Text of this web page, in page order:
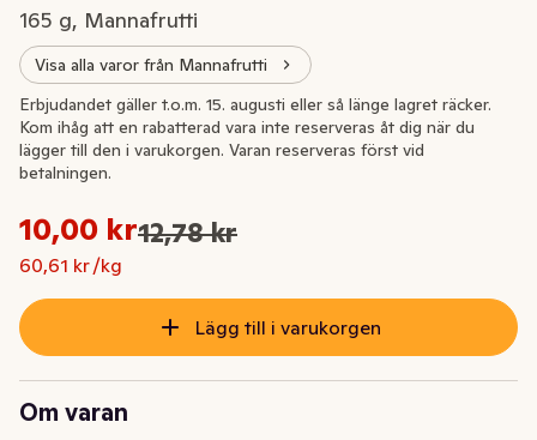
165 g, Mannafrutti
Visa alla varor från Mannafrutti
Extrapris
Ursprungspriset var: 12,78 kr
Nuvarande pris är: 10,00 kr
10,00 kr12,78 kr
60,61 kr /kg
Styckpris: 60,61 kr /kg
Erbjudandet gäller t.o.m. 15. augusti eller så länge lagret räcker.
Kom ihåg att en rabatterad vara inte reserveras åt dig när du
lägger till den i varukorgen. Varan reserveras först vid
betalningen.
Lägg till i varukorgen
Om varan